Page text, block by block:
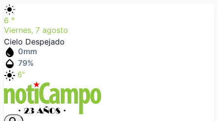
light_mode
6 °
Viernes, 7 agosto
Cielo Despejado
water_drop 0mm
humidity_mid 79%
light_mode 6°